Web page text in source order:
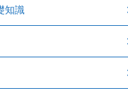
知識